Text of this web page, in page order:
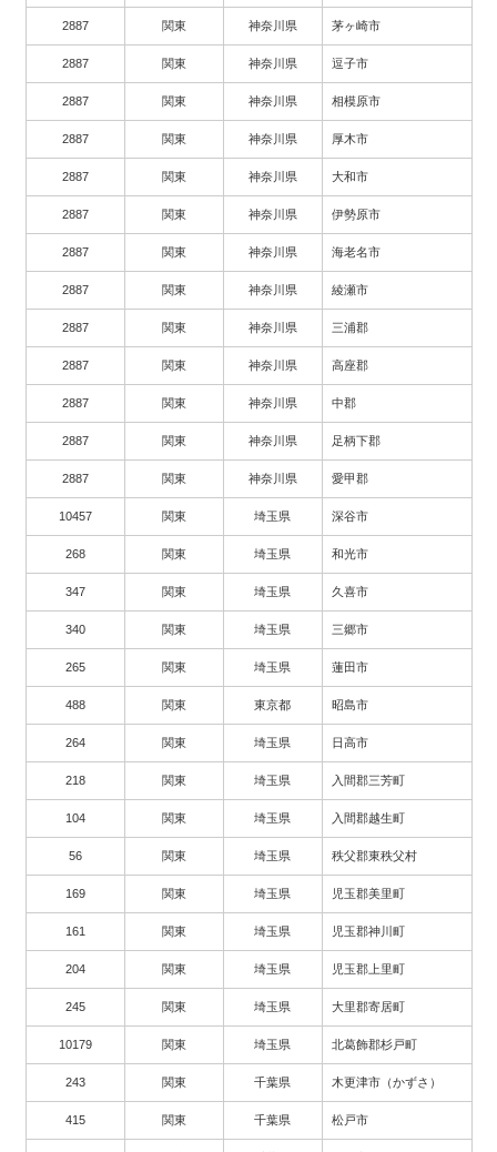
2887 関東 神奈川県 茅ヶ崎市
2887 関東 神奈川県 逗子市
2887 関東 神奈川県 相模原市
2887 関東 神奈川県 厚木市
2887 関東 神奈川県 大和市
2887 関東 神奈川県 伊勢原市
2887 関東 神奈川県 海老名市
2887 関東 神奈川県 綾瀬市
2887 関東 神奈川県 三浦郡
2887 関東 神奈川県 高座郡
2887 関東 神奈川県 中郡
2887 関東 神奈川県 足柄下郡
2887 関東 神奈川県 愛甲郡
10457 関東 埼玉県 深谷市
268 関東 埼玉県 和光市
347 関東 埼玉県 久喜市
340 関東 埼玉県 三郷市
265 関東 埼玉県 蓮田市
488 関東 東京都 昭島市
264 関東 埼玉県 日高市
218 関東 埼玉県 入間郡三芳町
104 関東 埼玉県 入間郡越生町
56 関東 埼玉県 秩父郡東秩父村
169 関東 埼玉県 児玉郡美里町
161 関東 埼玉県 児玉郡神川町
204 関東 埼玉県 児玉郡上里町
245 関東 埼玉県 大里郡寄居町
10179 関東 埼玉県 北葛飾郡杉戸町
243 関東 千葉県 木更津市（かずさ）
415 関東 千葉県 松戸市